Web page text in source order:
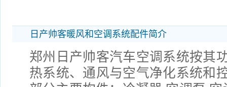
日产帅客暖风和空调系统配件简介
郑州日产帅客汽车空调系统按其
热系统、通风与空气净化系统和